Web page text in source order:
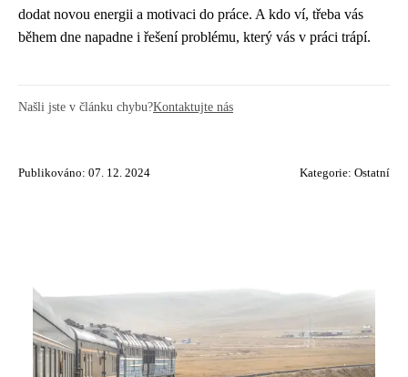
dodat novou energii a motivaci do práce. A kdo ví, třeba vás
během dne napadne i řešení problému, který vás v práci trápí.
Našli jste v článku chybu?Kontaktujte nás
Publikováno: 07. 12. 2024 Kategorie: Ostatní